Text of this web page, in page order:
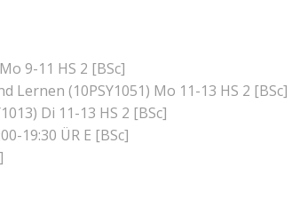
9-11 HS 2 [BSc]
Lernen (10PSY1051) Mo 11-13 HS 2 [BSc]
Di 11-13 HS 2 [BSc]
19:30 ÜR E [BSc]